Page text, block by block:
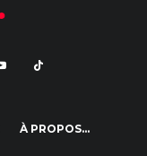
À PROPOS…